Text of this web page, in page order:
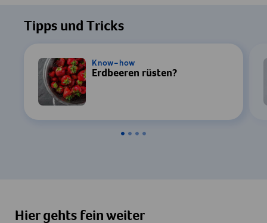
Tipps und Tricks
Know-how
Erdbeeren rüsten?
Hier gehts fein weiter